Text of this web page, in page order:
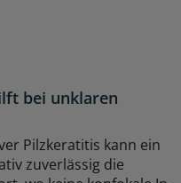
bei unklaren
Pilzkeratitis kann ein
zuverlässig die